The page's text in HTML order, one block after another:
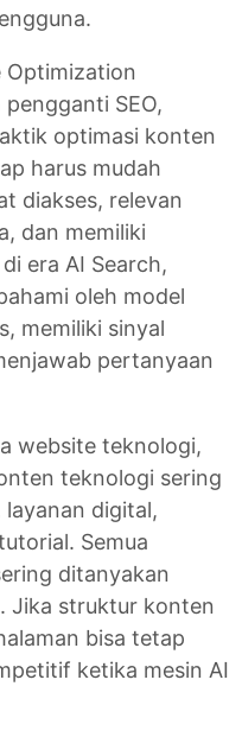
Optimization
SEO,
optimasi konten
harus mudah
diakses, relevan
dan memiliki
era AI Search,
oleh model
memiliki sinyal
pertanyaan
website teknologi,
teknologi sering
layanan digital,
Semua
ditanyakan
Jika struktur konten
bisa tetap
ketika mesin AI